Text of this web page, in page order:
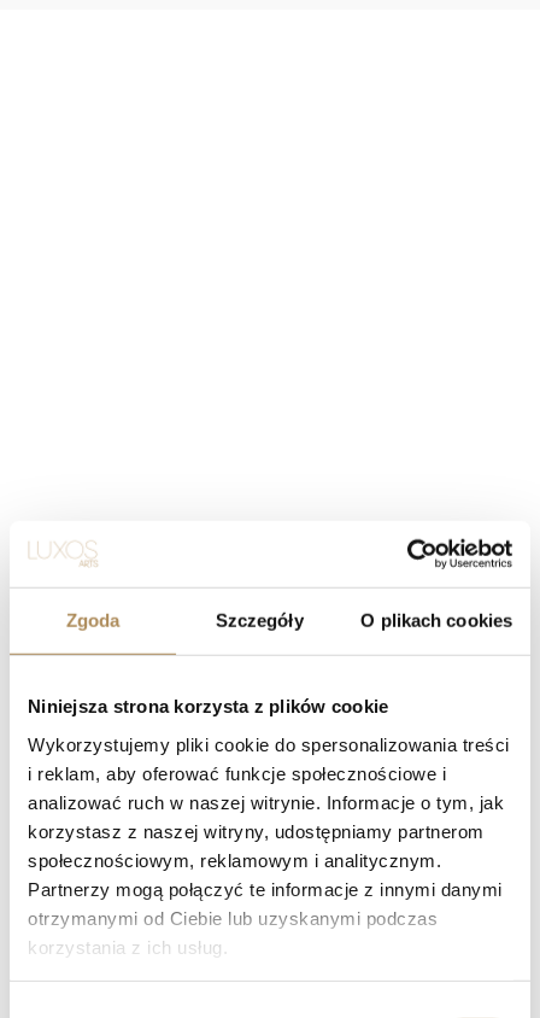
Zgoda Szczegóły O plikach cookies
Niniejsza strona korzysta z plików cookie
Wykorzystujemy pliki cookie do spersonalizowania treści
i reklam, aby oferować funkcje społecznościowe i
analizować ruch w naszej witrynie. Informacje o tym, jak
korzystasz z naszej witryny, udostępniamy partnerom
społecznościowym, reklamowym i analitycznym.
Partnerzy mogą połączyć te informacje z innymi danymi
otrzymanymi od Ciebie lub uzyskanymi podczas
korzystania z ich usług.